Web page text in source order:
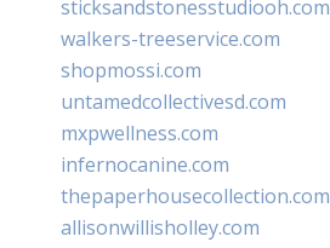
sticksandstonesstudiooh.com
walkers-treeservice.com
shopmossi.com
untamedcollectivesd.com
mxpwellness.com
infernocanine.com
thepaperhousecollection.com
allisonwillisholley.com